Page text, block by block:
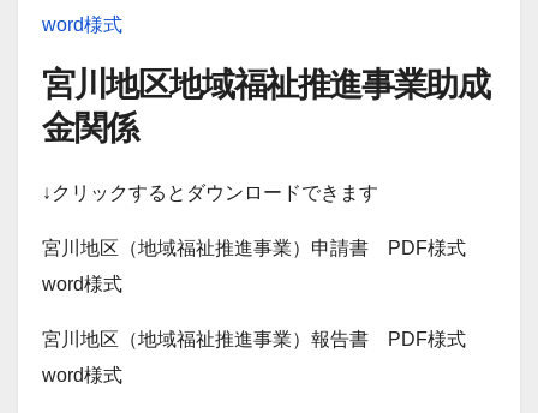
word様式
宮川地区地域福祉推進事業助成
金関係
↓クリックするとダウンロードできます
宮川地区（地域福祉推進事業）申請書 PDF様式
word様式
宮川地区（地域福祉推進事業）報告書 PDF様式
word様式